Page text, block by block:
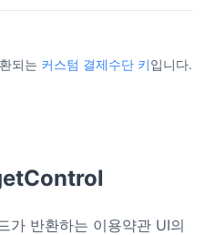
되는 커스텀 결제수단 키입니다.
가 반환하는 이용약관 UI의